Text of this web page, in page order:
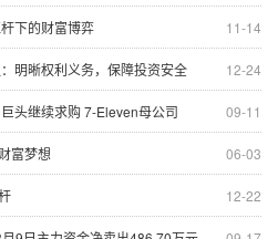
11-14
下的财富博弈
12-24
明晰权利义务，保障投资安全
09-11
头继续求购 7-Eleven母公司
06-03
富梦想
12-22